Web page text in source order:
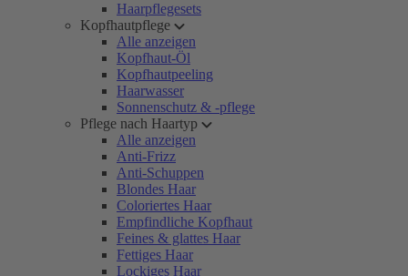
Haarpflegesets
Kopfhautpflege
Alle anzeigen
Kopfhaut-Öl
Kopfhautpeeling
Haarwasser
Sonnenschutz & -pflege
Pflege nach Haartyp
Alle anzeigen
Anti-Frizz
Anti-Schuppen
Blondes Haar
Coloriertes Haar
Empfindliche Kopfhaut
Feines & glattes Haar
Fettiges Haar
Lockiges Haar